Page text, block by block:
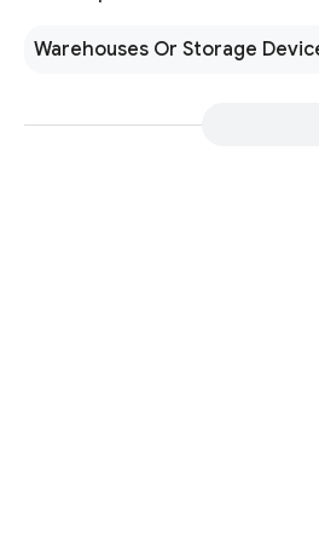
Warehouses Or Storage